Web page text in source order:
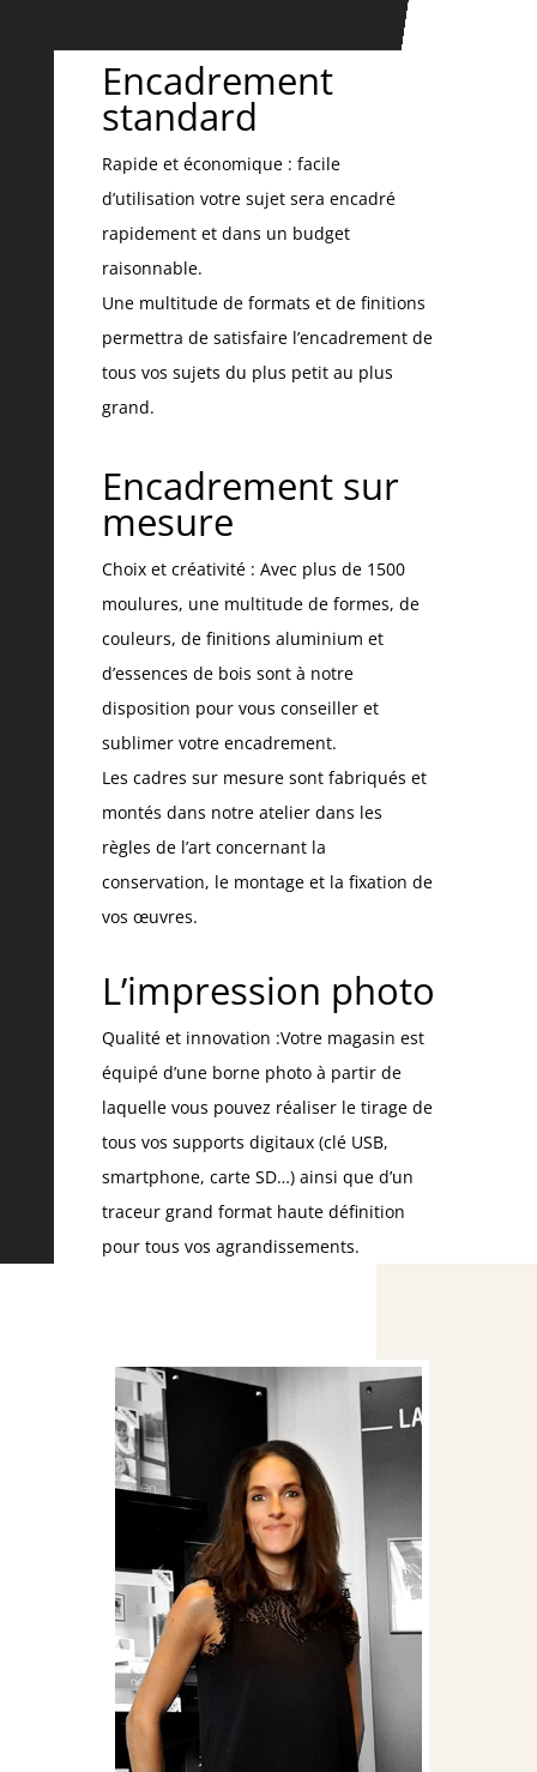
Encadrement
standard
Rapide et économique : facile
d’utilisation votre sujet sera encadré
rapidement et dans un budget
raisonnable.
Une multitude de formats et de finitions
permettra de satisfaire l’encadrement de
tous vos sujets du plus petit au plus
grand.
Encadrement sur
mesure
Choix et créativité : Avec plus de 1500
moulures, une multitude de formes, de
couleurs, de finitions aluminium et
d’essences de bois sont à notre
disposition pour vous conseiller et
sublimer votre encadrement.
Les cadres sur mesure sont fabriqués et
montés dans notre atelier dans les
règles de l’art concernant la
conservation, le montage et la fixation de
vos œuvres.
L’impression photo
Qualité et innovation :Votre magasin est
équipé d’une borne photo à partir de
laquelle vous pouvez réaliser le tirage de
tous vos supports digitaux (clé USB,
smartphone, carte SD…) ainsi que d’un
traceur grand format haute définition
pour tous vos agrandissements.